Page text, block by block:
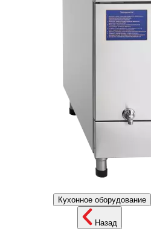
Кухонное оборудование
Назад